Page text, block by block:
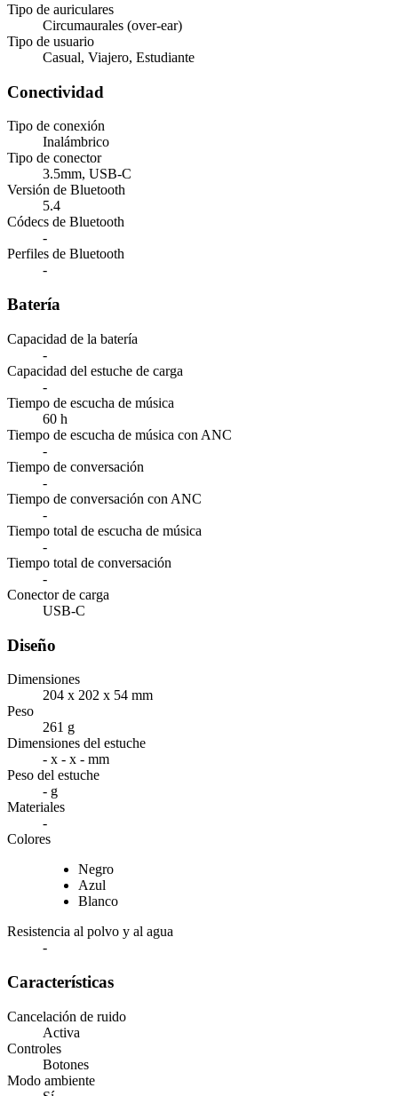
Tipo de auriculares
Circumaurales (over-ear)
Tipo de usuario
Casual, Viajero, Estudiante
Conectividad
Tipo de conexión
Inalámbrico
Tipo de conector
3.5mm, USB-C
Versión de Bluetooth
5.4
Códecs de Bluetooth
-
Perfiles de Bluetooth
-
Batería
Capacidad de la batería
-
Capacidad del estuche de carga
-
Tiempo de escucha de música
60 h
Tiempo de escucha de música con ANC
-
Tiempo de conversación
-
Tiempo de conversación con ANC
-
Tiempo total de escucha de música
-
Tiempo total de conversación
-
Conector de carga
USB-C
Diseño
Dimensiones
204 x 202 x 54 mm
Peso
261 g
Dimensiones del estuche
- x - x - mm
Peso del estuche
- g
Materiales
-
Colores
Negro
Azul
Blanco
Resistencia al polvo y al agua
-
Características
Cancelación de ruido
Activa
Controles
Botones
Modo ambiente